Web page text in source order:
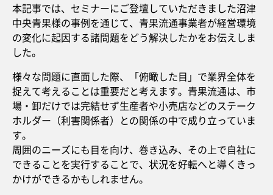
本記事では、セミナーにご登壇していただきました沼津
中央青果様の事例を通じて、青果流通事業者が経営環境
の変化に起因する諸問題をどう解決したかをお伝えしま
した。
様々な問題に直面した際、「俯瞰した目」で業界全体を
捉えて考えることは重要だと考えます。青果流通は、市
場・卸だけでは完結せず生産者や小売店などのステーク
ホルダー（利害関係者）との関係の中で成り立っていま
す。
周囲のニーズにも目を向け、巻き込み、その上で自社に
できることを実行することで、状況を好転へと導くきっ
かけができるかもしれません。